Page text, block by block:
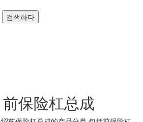
前保险杠总成